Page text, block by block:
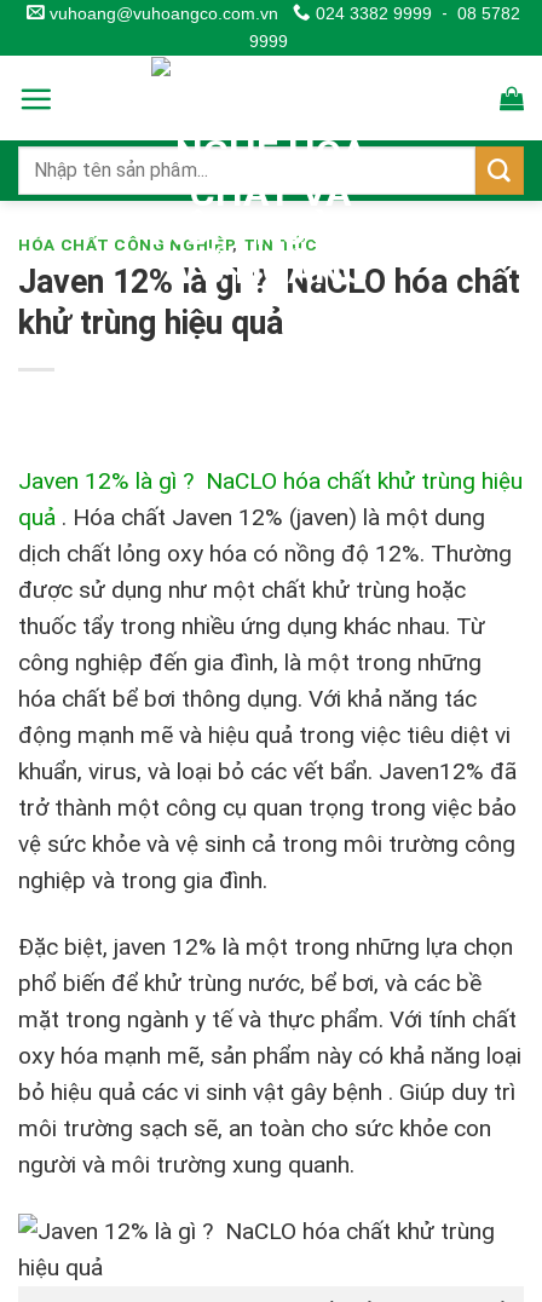
Skip
to
content
vuhoang@vuhoangco.com.vn 024 3382 9999 - 08 5782
9999
HÓA CHẤT CÔNG NGHIỆP, TIN TỨC
Javen 12% là gì ? NaCLO hóa chất
khử trùng hiệu quả
Javen 12% là gì ? NaCLO hóa chất khử trùng hiệu
quả . Hóa chất Javen 12% (javen) là một dung
dịch chất lỏng oxy hóa có nồng độ 12%. Thường
được sử dụng như một chất khử trùng hoặc
thuốc tẩy trong nhiều ứng dụng khác nhau. Từ
công nghiệp đến gia đình, là một trong những
hóa chất bể bơi thông dụng. Với khả năng tác
động mạnh mẽ và hiệu quả trong việc tiêu diệt vi
khuẩn, virus, và loại bỏ các vết bẩn. Javen12% đã
trở thành một công cụ quan trọng trong việc bảo
vệ sức khỏe và vệ sinh cả trong môi trường công
nghiệp và trong gia đình.
Đặc biệt, javen 12% là một trong những lựa chọn
phổ biến để khử trùng nước, bể bơi, và các bề
mặt trong ngành y tế và thực phẩm. Với tính chất
oxy hóa mạnh mẽ, sản phẩm này có khả năng loại
bỏ hiệu quả các vi sinh vật gây bệnh . Giúp duy trì
môi trường sạch sẽ, an toàn cho sức khỏe con
người và môi trường xung quanh.